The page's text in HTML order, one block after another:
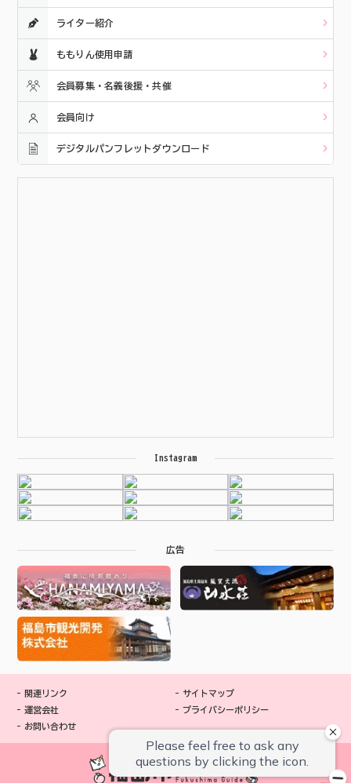
ライター紹介
ももりん使用申請
会員募集・名義後援・共催
会員向け
デジタルパンフレットダウンロード
Instagram
広告
関連リンク
運営会社
お問い合わせ
サイトマップ
プライバシーポリシー